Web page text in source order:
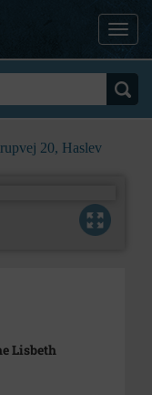
20, Haslev
Lisbeth